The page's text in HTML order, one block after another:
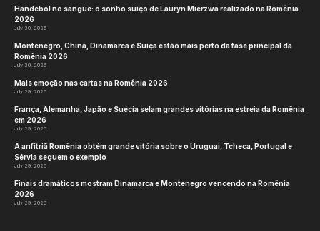
estão curtindo o VNL nas arquibancadas em
Ancara
Ler: Duas vagas nas quartas de final em
regular da PlusLiga